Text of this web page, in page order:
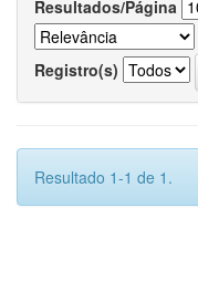
Resultados/Página
Registro(s)
Resultado 1-1 de 1.